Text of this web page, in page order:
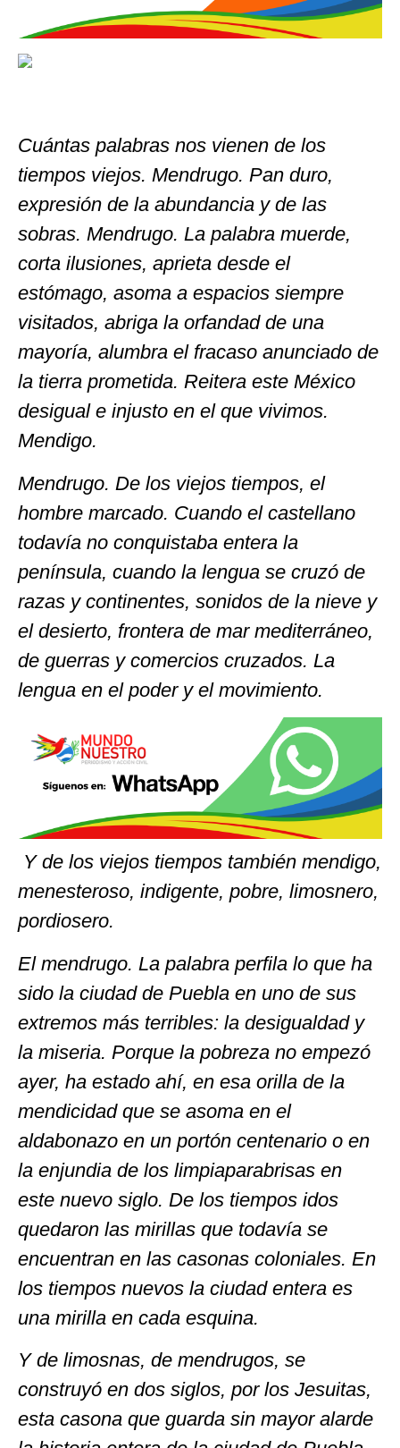
Cuántas palabras nos vienen de los
tiempos viejos. Mendrugo. Pan duro,
expresión de la abundancia y de las
sobras. Mendrugo. La palabra muerde,
corta ilusiones, aprieta desde el
estómago, asoma a espacios siempre
visitados, abriga la orfandad de una
mayoría, alumbra el fracaso anunciado de
la tierra prometida. Reitera este México
desigual e injusto en el que vivimos.
Mendigo.
Mendrugo. De los viejos tiempos, el
hombre marcado. Cuando el castellano
todavía no conquistaba entera la
península, cuando la lengua se cruzó de
razas y continentes, sonidos de la nieve y
el desierto, frontera de mar mediterráneo,
de guerras y comercios cruzados. La
lengua en el poder y el movimiento.
Y de los viejos tiempos también mendigo,
menesteroso, indigente, pobre, limosnero,
pordiosero.
El mendrugo. La palabra perfila lo que ha
sido la ciudad de Puebla en uno de sus
extremos más terribles: la desigualdad y
la miseria. Porque la pobreza no empezó
ayer, ha estado ahí, en esa orilla de la
mendicidad que se asoma en el
aldabonazo en un portón centenario o en
la enjundia de los limpiaparabrisas en
este nuevo siglo. De los tiempos idos
quedaron las mirillas que todavía se
encuentran en las casonas coloniales. En
los tiempos nuevos la ciudad entera es
una mirilla en cada esquina.
Y de limosnas, de mendrugos, se
construyó en dos siglos, por los Jesuitas,
esta casona que guarda sin mayor alarde